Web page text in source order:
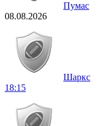
Пумас
08.08.2026
Шаркс
18:15